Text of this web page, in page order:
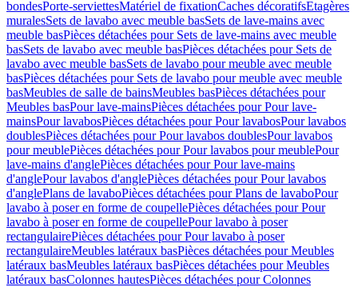
bondesPorte-serviettesMatériel de fixationCaches décoratifsEtagères
muralesSets de lavabo avec meuble basSets de lave-mains avec
meuble basPièces détachées pour Sets de lave-mains avec meuble
basSets de lavabo avec meuble basPièces détachées pour Sets de
lavabo avec meuble basSets de lavabo pour meuble avec meuble
basPièces détachées pour Sets de lavabo pour meuble avec meuble
basMeubles de salle de bainsMeubles basPièces détachées pour
Meubles basPour lave-mainsPièces détachées pour Pour lave-
mainsPour lavabosPièces détachées pour Pour lavabosPour lavabos
doublesPièces détachées pour Pour lavabos doublesPour lavabos
pour meublePièces détachées pour Pour lavabos pour meublePour
lave-mains d'anglePièces détachées pour Pour lave-mains
d'anglePour lavabos d'anglePièces détachées pour Pour lavabos
d'anglePlans de lavaboPièces détachées pour Plans de lavaboPour
lavabo à poser en forme de coupellePièces détachées pour Pour
lavabo à poser en forme de coupellePour lavabo à poser
rectangulairePièces détachées pour Pour lavabo à poser
rectangulaireMeubles latéraux basPièces détachées pour Meubles
latéraux basMeubles latéraux basPièces détachées pour Meubles
latéraux basColonnes hautesPièces détachées pour Colonnes